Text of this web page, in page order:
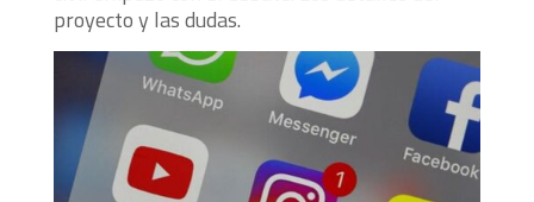
proyecto y las dudas.